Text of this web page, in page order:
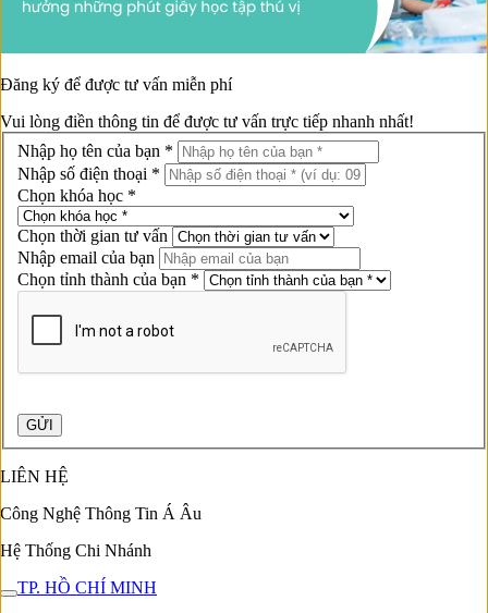
Đăng ký để được tư vấn miễn phí
Vui lòng điền thông tin để được tư vấn trực tiếp nhanh nhất!
Nhập họ tên của bạn *
Nhập số điện thoại *
Chọn khóa học *
Chọn thời gian tư vấn
Nhập email của bạn
Chọn tỉnh thành của bạn *
LIÊN HỆ
Công Nghệ Thông Tin Á Âu
Hệ Thống Chi Nhánh
TP. HỒ CHÍ MINH